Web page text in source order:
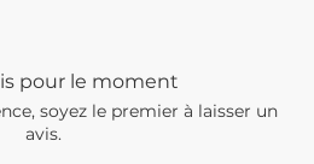
pour le moment
soyez le premier à laisser un
avis.